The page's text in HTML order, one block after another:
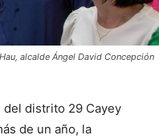
alcalde Ángel David Concepción
del distrito 29 Cayey
de un año, la